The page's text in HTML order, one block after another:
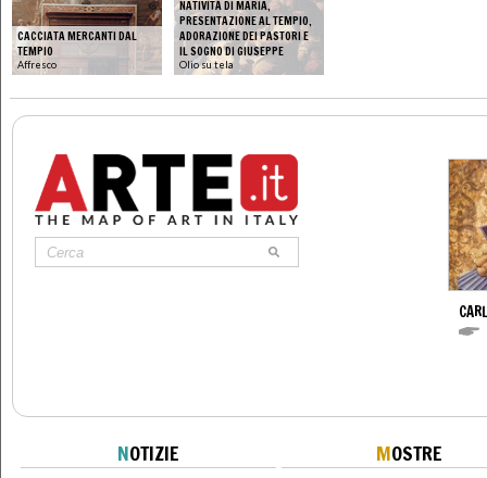
CACCIATA MERCANTI DAL
TEMPIO
Affresco
NATIVITÀ DI MARIA,
PRESENTAZIONE AL TEMPIO,
ADORAZIONE DEI PASTORI E
IL SOGNO DI GIUSEPPE
Olio su tela
NOTIZIE MOSTRE